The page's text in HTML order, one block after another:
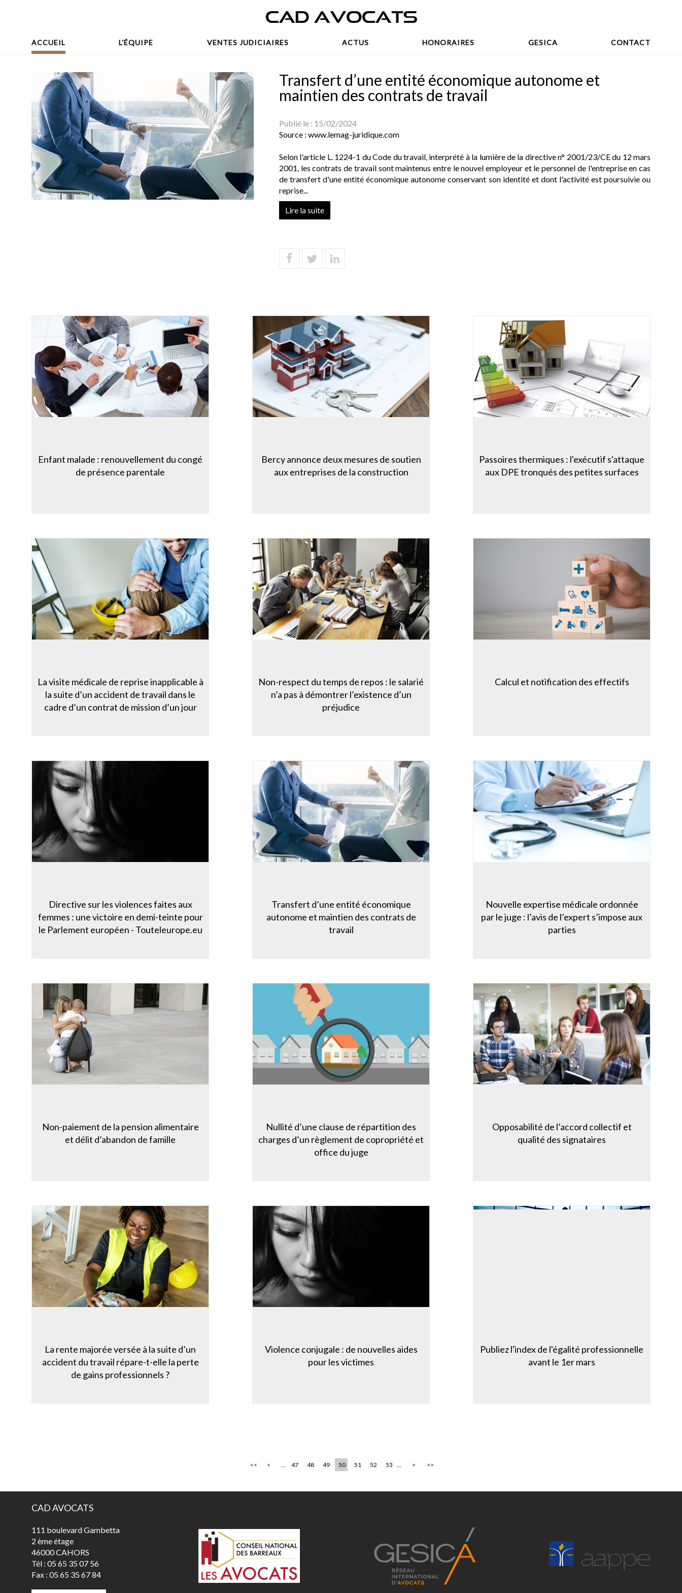
ACCUEIL L'ÉQUIPE VENTES JUDICIAIRES ACTUS HONORAIRES GESICA CONTACT
Transfert d’une entité économique autonome et
maintien des contrats de travail
Publié le : 15/02/2024
Source : www.lemag-juridique.com
Selon l'article L. 1224-1 du Code du travail, interprété à la lumière de la directive n° 2001/23/CE du 12 mars
2001, les contrats de travail sont maintenus entre le nouvel employeur et le personnel de l'entreprise en cas
de transfert d'une entité économique autonome conservant son identité et dont l'activité est poursuivie ou
reprise...
Lire la suite
Enfant malade : renouvellement du congé
de présence parentale
Bercy annonce deux mesures de soutien
aux entreprises de la construction
Passoires thermiques : l'exécutif s'attaque
aux DPE tronqués des petites surfaces
La visite médicale de reprise inapplicable à
la suite d’un accident de travail dans le
cadre d’un contrat de mission d’un jour
Non-respect du temps de repos : le salarié
n’a pas à démontrer l’existence d’un
préjudice
Calcul et notification des effectifs
Directive sur les violences faites aux
femmes : une victoire en demi-teinte pour
le Parlement européen - Touteleurope.eu
Transfert d’une entité économique
autonome et maintien des contrats de
travail
Nouvelle expertise médicale ordonnée
par le juge : l’avis de l’expert s’impose aux
parties
Non-paiement de la pension alimentaire
et délit d’abandon de famille
Nullité d’une clause de répartition des
charges d’un règlement de copropriété et
office du juge
Opposabilité de l’accord collectif et
qualité des signataires
La rente majorée versée à la suite d’un
accident du travail répare-t-elle la perte
de gains professionnels ?
Violence conjugale : de nouvelles aides
pour les victimes
Publiez l'index de l'égalité professionnelle
avant le 1er mars
<< < ... 47 48 49 50 51 52 53 ... > >>
CAD AVOCATS
111 boulevard Gambetta
2 ème étage
46000 CAHORS
Tél : 05 65 35 07 56
Fax : 05 65 35 67 84